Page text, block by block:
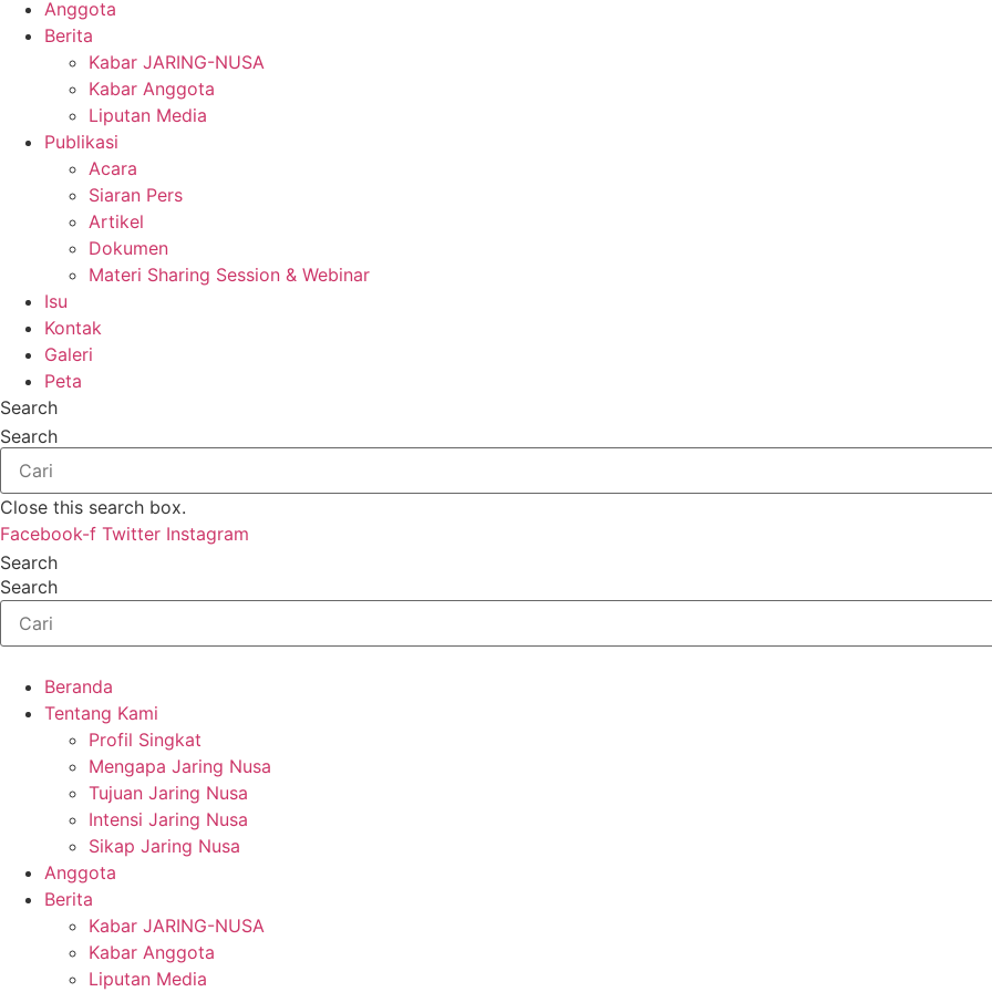
Anggota
Berita
Kabar JARING-NUSA
Kabar Anggota
Liputan Media
Publikasi
Acara
Siaran Pers
Artikel
Dokumen
Materi Sharing Session & Webinar
Isu
Kontak
Galeri
Peta
Search
Search
Close this search box.
Facebook-f Twitter Instagram
Search
Search
Beranda
Tentang Kami
Profil Singkat
Mengapa Jaring Nusa
Tujuan Jaring Nusa
Intensi Jaring Nusa
Sikap Jaring Nusa
Anggota
Berita
Kabar JARING-NUSA
Kabar Anggota
Liputan Media